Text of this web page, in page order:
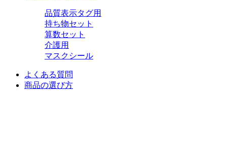
品質表示タグ用
持ち物セット
算数セット
介護用
マスクシール
よくある質問
商品の選び方